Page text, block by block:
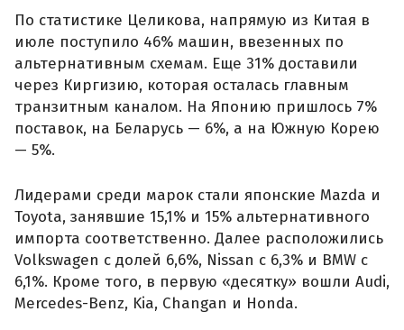
По статистике Целикова, напрямую из Китая в
июле поступило 46% машин, ввезенных по
альтернативным схемам. Еще 31% доставили
через Киргизию, которая осталась главным
транзитным каналом. На Японию пришлось 7%
поставок, на Беларусь — 6%, а на Южную Корею
— 5%.
Лидерами среди марок стали японские Mazda и
Toyota, занявшие 15,1% и 15% альтернативного
импорта соответственно. Далее расположились
Volkswagen с долей 6,6%, Nissan с 6,3% и BMW с
6,1%. Кроме того, в первую «десятку» вошли Audi,
Mercedes-Benz, Kia, Changan и Honda.